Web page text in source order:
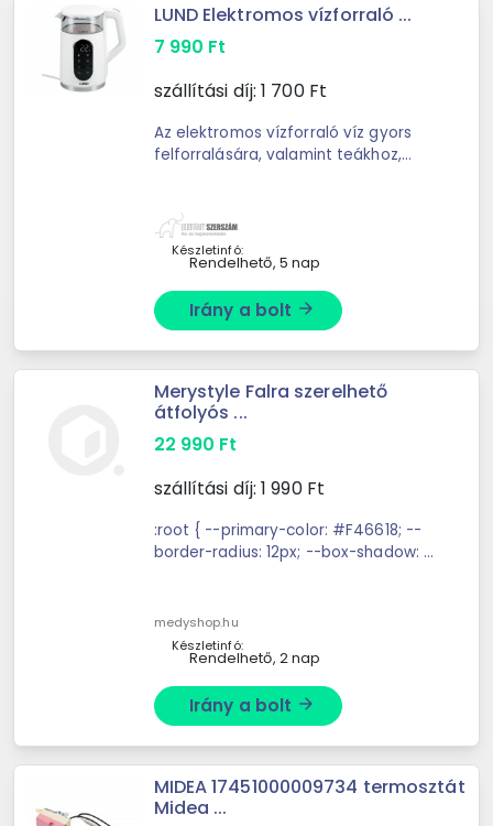
LUND Elektromos vízforraló ...
7 990 Ft
szállítási díj: 1 700Ft
Az elektromos vízforraló víz gyors
felforralására, valamint teákhoz,
használható. A ...
Készletinfó:
Rendelhető, 5 nap
Irány a bolt arrow_forward
Merystyle Falra szerelhető
átfolyós ...
22 990 Ft
szállítási díj: 1 990Ft
:root { --primary-color: #F46618; --
border-radius: 12px; --box-shadow: 0
medyshop.hu
Készletinfó:
Rendelhető, 2 nap
Irány a bolt arrow_forward
MIDEA 17451000009734 termosztát
Midea ...